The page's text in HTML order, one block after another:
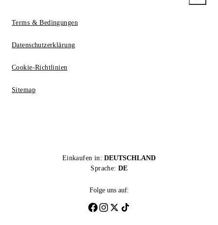
Terms & Bedingungen
Datenschutzerklärung
Cookie-Richtlinien
Sitemap
Einkaufen in: DEUTSCHLAND
Sprache: DE
Folge uns auf: